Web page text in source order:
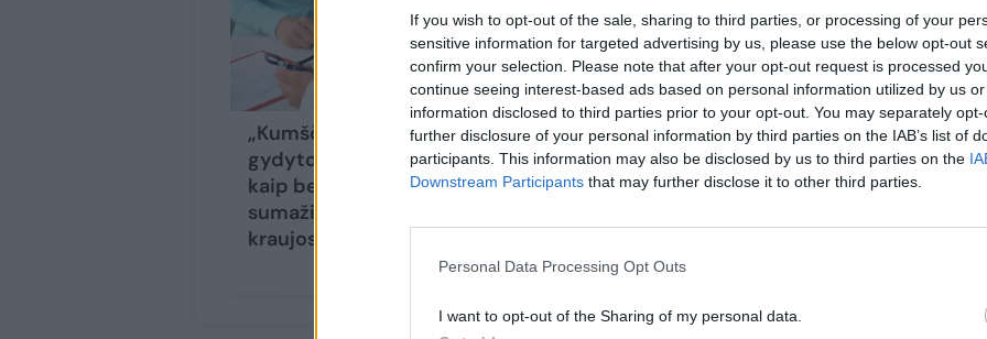
If you wish to opt-out of the sale, sharing to third parties, or processing of your
sensitive information for targeted advertising by us, please use the below opt-out
confirm your selection. Please note that after your opt-out request is processed
continue seeing interest-based ads based on personal information utilized by us
information disclosed to third parties prior to your opt-out. You may separately
further disclosure of your personal information by third parties on the IAB’s list of
participants. This information may also be disclosed by us to third parties on the
Downstream Participants that may further disclose it to other third parties.
Personal Data Processing Opt Outs
I want to opt-out of the Sharing of my personal data.
„Kumščio metodas“:
gydytojai atskleidė,
kaip be vaistų greitai
sumažinti aukštą
kraujospūdį
Gydytoja siūlo imti
pavyzdį iš japonų: tai
neleidžia formuotis
Širdies chirurgą
ištiko infarktas:
medikas pripažįsta –